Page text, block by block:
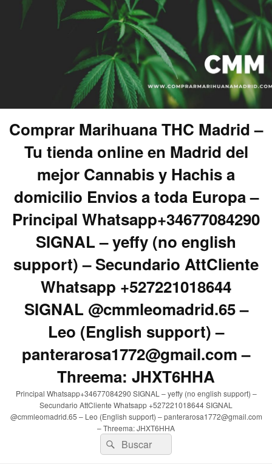
Comprar Marihuana THC Madrid –
Tu tienda online en Madrid del
mejor Cannabis y Hachis a
domicilio Envios a toda Europa –
Principal Whatsapp+34677084290
SIGNAL – yeffy (no english
support) – Secundario AttCliente
Whatsapp +527221018644
SIGNAL @cmmleomadrid.65 –
Leo (English support) –
panterarosa1772@gmail.com –
Threema: JHXT6HHA
Principal Whatsapp+34677084290 SIGNAL – yeffy (no english support) –
Secundario AttCliente Whatsapp +527221018644 SIGNAL
@cmmleomadrid.65 – Leo (English support) – panterarosa1772@gmail.com
– Threema: JHXT6HHA
Buscar
por:
Buscar